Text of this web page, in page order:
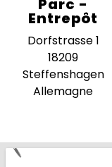
Parc -
Entrepôt
Dorfstrasse 1
18209
Steffenshagen
Allemagne